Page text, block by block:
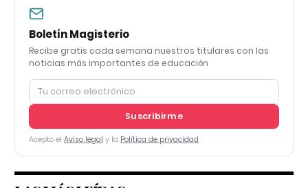
Boletín Magisterio
Recibe gratis cada semana nuestros titulares con las
noticias más importantes de educación
Suscribirme
Acepto el Aviso legal y la Política de privacidad